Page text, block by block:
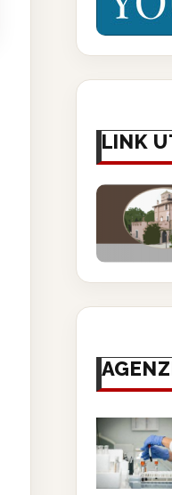
Social, abuso di
19 Giugno 2026
LINK